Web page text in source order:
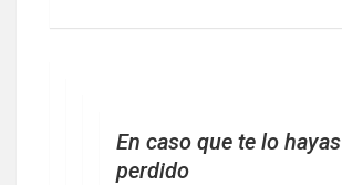
En caso que te lo hayas
perdido